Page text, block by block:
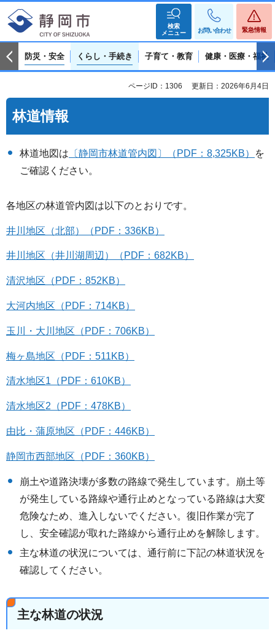
検索
メニュー
お問い合わせ 緊急情報
防災・安全 くらし・手続き 子育て・教育 健康・医療・福祉
ページID：1306 更新日：2026年6月4日
林道情報
林道地図は 〔静岡市林道管内図〕（PDF：8,325KB）
を
ご確認ください。
各地区の林道管内図は以下のとおりです。
井川地区（北部）（PDF：336KB）
井川地区（井川湖周辺）（PDF：682KB）
清沢地区（PDF：852KB）
大河内地区（PDF：714KB）
玉川・大川地区（PDF：706KB）
梅ヶ島地区（PDF：511KB）
清水地区1（PDF：610KB）
清水地区2（PDF：478KB）
由比・蒲原地区（PDF：446KB）
静岡市西部地区（PDF：360KB）
崩土や道路決壊が多数の路線で発生しています。崩土等
が発生している路線や通行止めとなっている路線は大変
危険なため、進入しないでください。復旧作業が完了
し、安全確認が取れた路線から通行止めを解除します。
主な林道の状況については、通行前に下記の林道状況を
確認してください。
主な林道の状況